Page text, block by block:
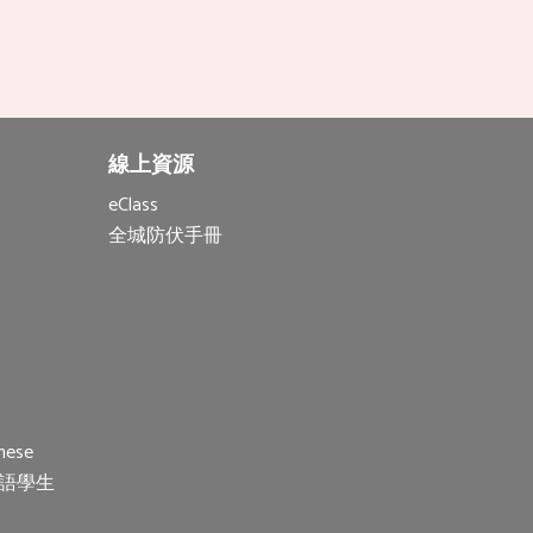
學生
線上資源
eClass
全城防伏手冊